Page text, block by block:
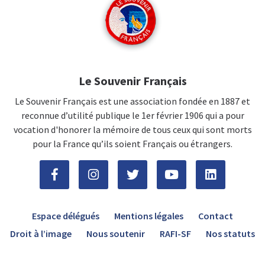
Le Souvenir Français
Le Souvenir Français est une association fondée en 1887 et
reconnue d’utilité publique le 1er février 1906 qui a pour
vocation d'honorer la mémoire de tous ceux qui sont morts
pour la France qu’ils soient Français ou étrangers.
Espace délégués Mentions légales
Contact
Droit à l’image
Nous soutenir RAFI-SF Nos statuts